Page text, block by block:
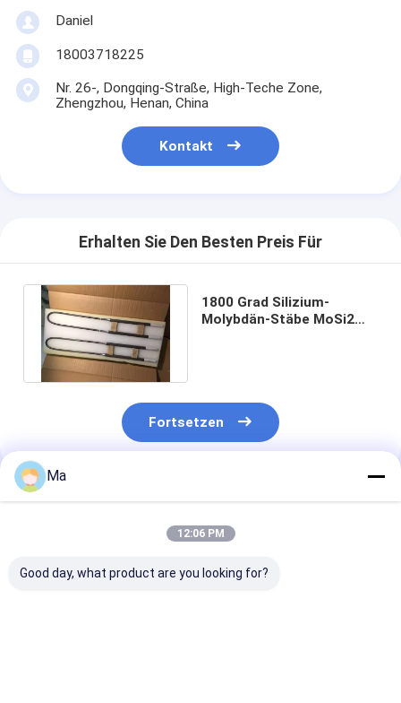
Daniel
18003718225
Nr. 26-, Dongqing-Straße, High-Teche Zone,
Zhengzhou, Henan, China
Kontakt
Erhalten Sie Den Besten Preis Für
1800 Grad Silizium-
Molybdän-Stäbe MoSi2
Fortsetzen
Empfohlene Produkte
Ma
12:06 PM
Good day, what product are you looking for?